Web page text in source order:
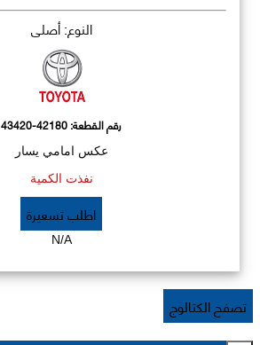
النوع: أصلي
رقم القطعة:43420-42180
عكس امامي يسار
نفذت الكمية
اطلب تسعيرة
N/A
تصفح الكتالوج